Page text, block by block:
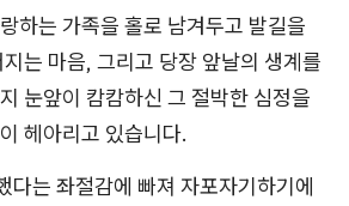
하는 가족을 홀로 남겨두고 발길을
는 마음, 그리고 당장 앞날의 생계를
눈앞이 캄캄하신 그 절박한 심정을
헤아리고 있습니다.
다는 좌절감에 빠져 자포자기하기에